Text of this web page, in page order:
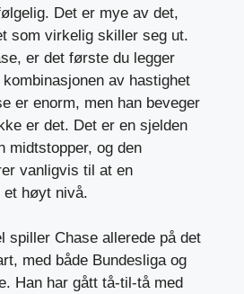
Det er mye av det,
som virkelig skiller seg ut.
er det første du legger
av hastighet
er enorm, men han beveger
er det. Det er en sjelden
midtstopper, og den
vanligvis til at en
høyt nivå.
spiller Chase allerede på det
med både Bundesliga og
Han har gått tå-til-tå med